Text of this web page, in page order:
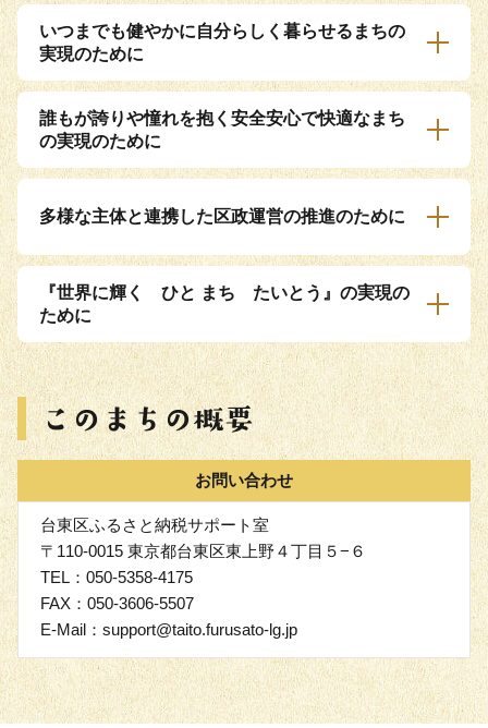
いつまでも健やかに自分らしく暮らせるまちの
実現のために
誰もが誇りや憧れを抱く安全安心で快適なまち
の実現のために
多様な主体と連携した区政運営の推進のために
『世界に輝く ひと まち たいとう』の実現の
ために
お問い合わせ
台東区ふるさと納税サポート室
〒110-0015 東京都台東区東上野４丁目５−６
TEL：050-5358-4175
FAX：050-3606-5507
E-Mail：support@taito.furusato-lg.jp